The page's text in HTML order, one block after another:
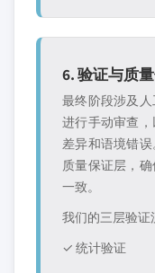
6. 验证与质
最终阶段涉及
进行手动审查
差异和语境错
质量保证层，
一致。
我们的三层验证
✓ 统计验证